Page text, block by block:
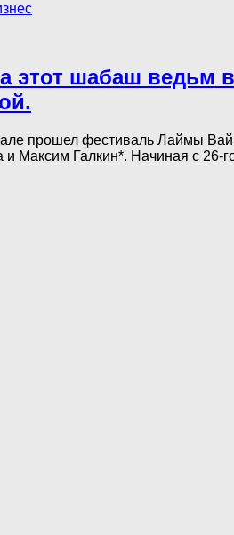
этот шабаш ведьм
прошел фестиваль Лаймы
и Максим Галкин*. Начиная с 26-